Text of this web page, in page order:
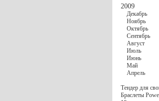
2009
Декабрь
Ноябрь
Октябрь
Сентябрь
Август
Июль
Июнь
Май
Апрель
Тендер для
Браслеты